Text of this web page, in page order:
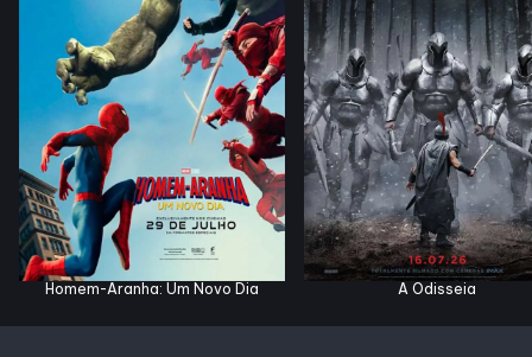
Entretenimento
Cinema
Eventos
Fique Por Dentro
Lojas e Restaurantes
Homem-Aranha: Um Novo Dia A Odisseia